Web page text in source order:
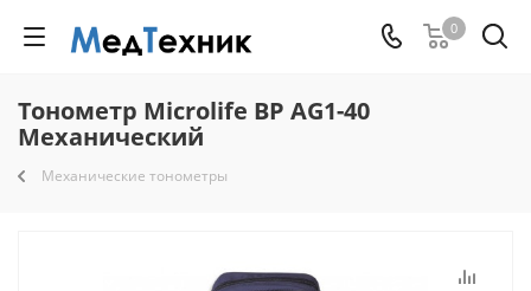
0
Тонометр Microlife BP AG1-40
Механический
Механические тонометры